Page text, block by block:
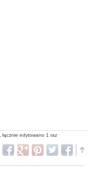
, łącznie edytowano 1 raz